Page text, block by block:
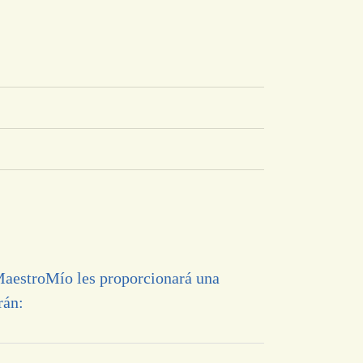
les proporcionará una